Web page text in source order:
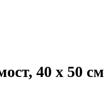
40 х 50 см